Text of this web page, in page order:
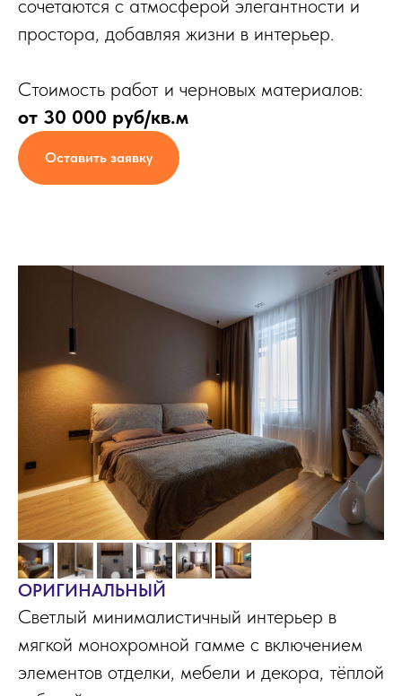
сочетаются с атмосферой элегантности и
простора, добавляя жизни в интерьер.
Стоимость работ и черновых материалов:
от 30 000 руб/кв.м
Оставить заявку
ОРИГИНАЛЬНЫЙ
Светлый минималистичный интерьер в
мягкой монохромной гамме с включением
элементов отделки, мебели и декора, тёплой